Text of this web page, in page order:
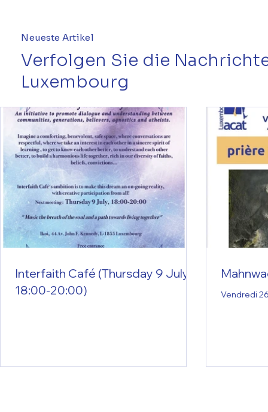
Neueste Artikel
Verfolgen Sie die
Luxembourg
Interfaith Café (Thursday 9 July,
18:00-20:00)
Vendredi